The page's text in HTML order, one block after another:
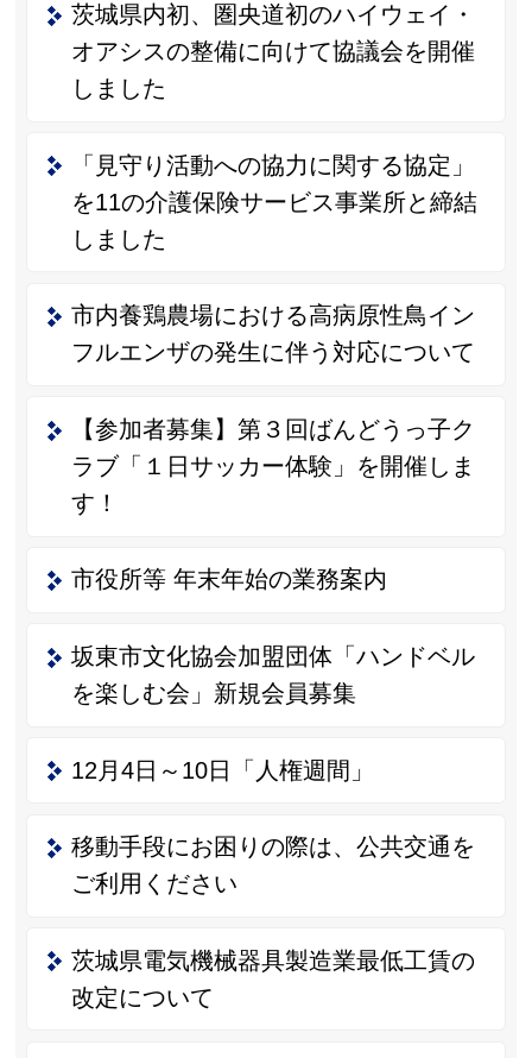
茨城県内初、圏央道初のハイウェイ・
オアシスの整備に向けて協議会を開催
しました
「見守り活動への協力に関する協定」
を11の介護保険サービス事業所と締結
しました
市内養鶏農場における高病原性鳥イン
フルエンザの発生に伴う対応について
【参加者募集】第３回ばんどうっ子ク
ラブ「１日サッカー体験」を開催しま
す！
市役所等 年末年始の業務案内
坂東市文化協会加盟団体「ハンドベル
を楽しむ会」新規会員募集
12月4日～10日「人権週間」
移動手段にお困りの際は、公共交通を
ご利用ください
茨城県電気機械器具製造業最低工賃の
改定について